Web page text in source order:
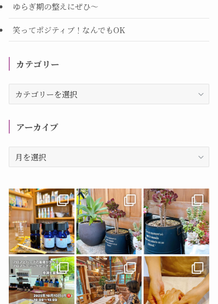
ゆらぎ期の整えにぜひ～
笑ってポジティブ！なんでもOK
カテゴリー
テ
アーカイブ
ー
イ
ブ